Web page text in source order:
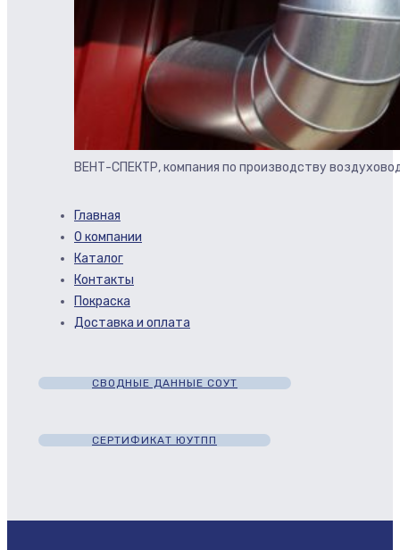
ВЕНТ-СПЕКТР, компания по производству
Главная
О компании
Каталог
Контакты
Покраска
Доставка и оплата
СВОДНЫЕ ДАННЫЕ СОУТ
СЕРТИФИКАТ ЮУТПП